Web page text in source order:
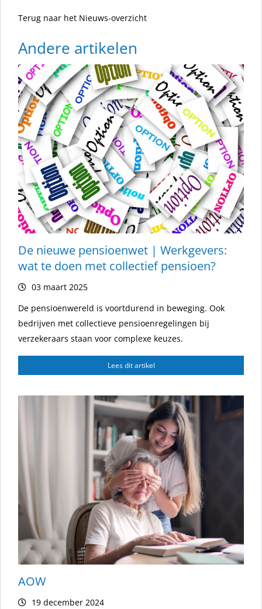
Terug naar het Nieuws-overzicht
Andere artikelen
De nieuwe pensioenwet | Werkgevers:
wat te doen met collectief pensioen?
03 maart 2025
De pensioenwereld is voortdurend in beweging. Ook
bedrijven met collectieve pensioenregelingen bij
verzekeraars staan voor complexe keuzes.
Lees dit artikel
AOW
19 december 2024